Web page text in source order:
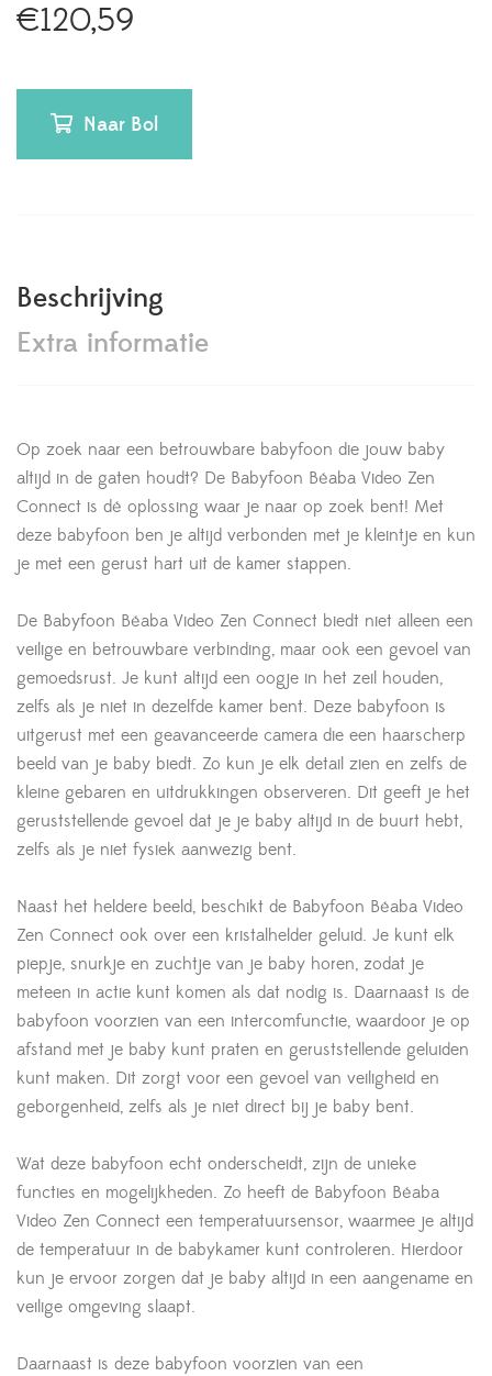
€120,59
Naar Bol
Beschrijving
Extra informatie
Op zoek naar een betrouwbare babyfoon die jouw baby
altijd in de gaten houdt? De Babyfoon Béaba Video Zen
Connect is dé oplossing waar je naar op zoek bent! Met
deze babyfoon ben je altijd verbonden met je kleintje en kun
je met een gerust hart uit de kamer stappen.
De Babyfoon Béaba Video Zen Connect biedt niet alleen een
veilige en betrouwbare verbinding, maar ook een gevoel van
gemoedsrust. Je kunt altijd een oogje in het zeil houden,
zelfs als je niet in dezelfde kamer bent. Deze babyfoon is
uitgerust met een geavanceerde camera die een haarscherp
beeld van je baby biedt. Zo kun je elk detail zien en zelfs de
kleine gebaren en uitdrukkingen observeren. Dit geeft je het
geruststellende gevoel dat je je baby altijd in de buurt hebt,
zelfs als je niet fysiek aanwezig bent.
Naast het heldere beeld, beschikt de Babyfoon Béaba Video
Zen Connect ook over een kristalhelder geluid. Je kunt elk
piepje, snurkje en zuchtje van je baby horen, zodat je
meteen in actie kunt komen als dat nodig is. Daarnaast is de
babyfoon voorzien van een intercomfunctie, waardoor je op
afstand met je baby kunt praten en geruststellende geluiden
kunt maken. Dit zorgt voor een gevoel van veiligheid en
geborgenheid, zelfs als je niet direct bij je baby bent.
Wat deze babyfoon echt onderscheidt, zijn de unieke
functies en mogelijkheden. Zo heeft de Babyfoon Béaba
Video Zen Connect een temperatuursensor, waarmee je altijd
de temperatuur in de babykamer kunt controleren. Hierdoor
kun je ervoor zorgen dat je baby altijd in een aangename en
veilige omgeving slaapt.
Daarnaast is deze babyfoon voorzien van een